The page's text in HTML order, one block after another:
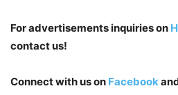
For advertisements inquirieson
contact us!
Connect with us on Facebook